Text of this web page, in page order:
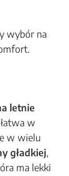
wybór na
letnie
w
w wielu
gładkiej,
ma lekki